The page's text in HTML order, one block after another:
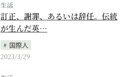
生活
訂正、謝罪、あるいは辞任。伝統
が生んだ英…
国際人
2023/3/29